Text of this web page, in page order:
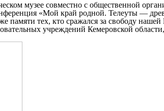
музее совместно с общественной
«Мой край родной. Телеуты —
памяти тех, кто сражался за свободу
учреждений Кемеровской